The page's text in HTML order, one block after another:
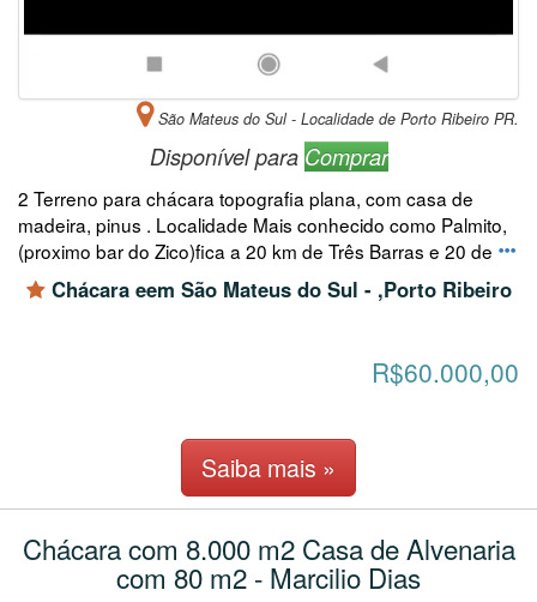
São Mateus do Sul - Localidade de Porto Ribeiro PR.
Disponível para Comprar
2 Terreno para chácara topografia plana, com casa de
madeira, pinus . Localidade Mais conhecido como Palmito,
(proximo bar do Zico)fica a 20 km de Três Barras e 20 de
Chácara eem São Mateus do Sul - ,Porto Ribeiro
R$60.000,00
Saiba mais »
Chácara com 8.000 m2 Casa de Alvenaria
com 80 m2 - Marcilio Dias